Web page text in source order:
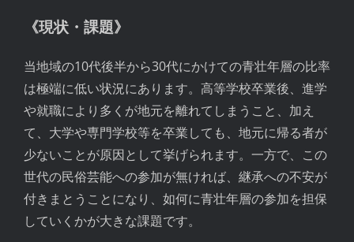
《現状・課題》
当地域の10代後半から30代にかけての青壮年層の比率
は極端に低い状況にあります。高等学校卒業後、進学
や就職により多くが地元を離れてしまうこと、加え
て、大学や専門学校等を卒業しても、地元に帰る者が
少ないことが原因として挙げられます。一方で、この
世代の民俗芸能への参加が無ければ、継承への不安が
付きまとうことになり、如何に青壮年層の参加を担保
していくかが大きな課題です。